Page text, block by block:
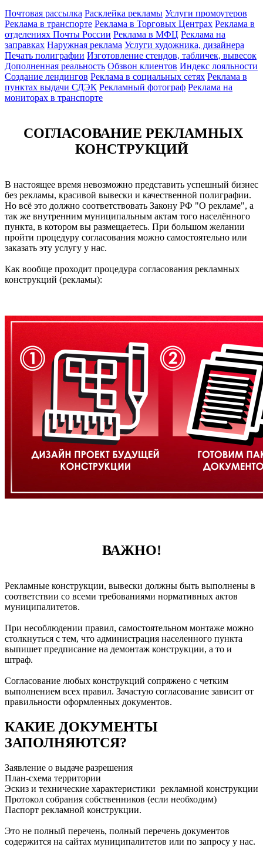
Почтовая рассылка Расклейка рекламы Услуги промоутеров
Реклама в транспорте Реклама в Торговых Центрах Реклама в
отделениях Почты России Реклама в МФЦ Реклама на
заправках Наружная реклама Услуги художника, дизайнера
Печать полиграфии Изготовление стендов, табличек, вывесок
Дополненная реальность Обзвон клиентов Индекс лояльности
Создание лендингов Реклама в социальных сетях Реклама в
пунктах выдачи СДЭК Рекламный фотограф Реклама на
мониторах в транспорте
СОГЛАСОВАНИЕ РЕКЛАМНЫХ
КОНСТРУКЦИЙ
В настоящее время невозможно представить успешный бизнес
без рекламы, красивой вывески и качественной полиграфии.
Но всё это должно соответствовать Закону РФ "О рекламе", а
так же внутренним муниципальным актам того населённого
пункта, в котором вы размещаетесь. При большом желании
пройти процедуру согласования можно самостоятельно или
заказать эту услугу у нас.
Как вообще проходит процедура согласования рекламных
конструкций (рекламы):
ВАЖНО!
Рекламные конструкции, вывески должны быть выполнены в
соответствии со всеми требованиями нормативных актов
муниципалитетов.
При несоблюдении правил, самостоятельном монтаже можно
столкнуться с тем, что администрация населенного пункта
выпишет предписание на демонтаж конструкции, а то и
штраф.
Согласование любых конструкций сопряжено с четким
выполнением всех правил. Зачастую согласование зависит от
правильности оформленных документов.
КАКИЕ ДОКУМЕНТЫ
ЗАПОЛНЯЮТСЯ?
Заявление о выдаче разрешения
План-схема территории
Эскиз и технические характеристики рекламной конструкции
Протокол собрания собственников (если необходим)
Паспорт рекламной конструкции.
Это не полный перечень, полный перечень документов
содержится на сайтах муниципалитетов или по запросу у нас.